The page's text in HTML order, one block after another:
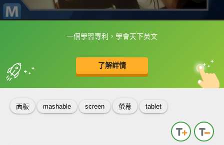
一個學習專利，學會天下英文
了解詳情
框選或點兩下字幕可以直接查字典喔！
收錄佳句 中
英
面板 mashable screen 螢幕 tablet